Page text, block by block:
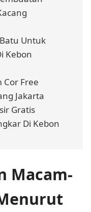
Untuk
Kebon
Cor Free
Jakarta
Gratis
Di Kebon
Macam-